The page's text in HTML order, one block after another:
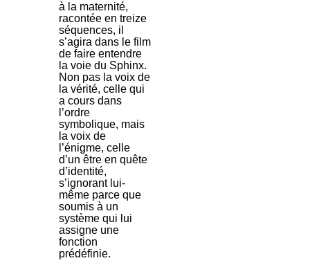
à la maternité,
racontée en treize
séquences, il
s’agira dans le film
de faire entendre
la voie du Sphinx.
Non pas la voix de
la vérité, celle qui
a cours dans
l’ordre
symbolique, mais
la voix de
l’énigme, celle
d’un être en quête
d’identité,
s’ignorant lui-
même parce que
soumis à un
système qui lui
assigne une
fonction
prédéfinie.